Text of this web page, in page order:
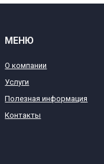
МЕНЮ
О компании
Услуги
Полезная информация
Контакты